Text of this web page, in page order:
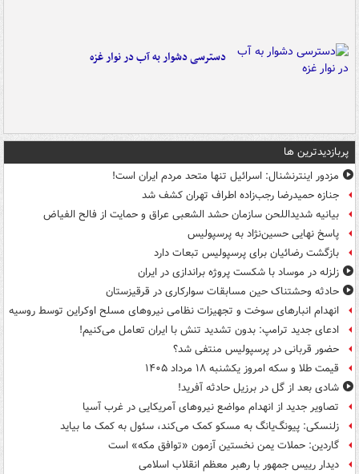
دسترسی دشوار به آب در نوار غزه
پربازدیدترین ها
مزدور اینترنشنال: اسرائیل تنها متحد مردم ایران است!
جنازه حمیدرضا رجب‌زاده اطراف تهران کشف شد
بیانیه شدیداللحن سازمان حشد الشعبی عراق و حمایت از فالح الفیاض
پاسخ نهایی حسین‌نژاد به پرسپولیس
بازگشت رضائیان برای پرسپولیس تبعات دارد
زلزله در موساد با شکست پروژه براندازی در ایران
حادثه وحشتناک حین مسابقات سوارکاری در قرقیزستان
انهدام انبارهای سوخت و تجهیزات نظامی نیروهای مسلح اوکراین توسط روسیه
ادعای جدید ترامپ: بدون تشدید تنش با ایران تعامل می‌کنیم!
حضور قربانی در پرسپولیس منتفی شد؟
قیمت طلا و سکه امروز یکشنبه ۱۸ مرداد ۱۴۰۵
شادی بعد از گل در برزیل حادثه آفرید!
تصاویر جدید از انهدام مواضع نیروهای آمریکایی در غرب آسیا
زلنسکی: پیونگ‌یانگ به مسکو کمک می‌کند، سئول به کمک ما بیاید
گاردین: حملات یمن نخستین آزمون «توافق مکه» است
دیدار رییس جمهور با رهبر معظم انقلاب اسلامی